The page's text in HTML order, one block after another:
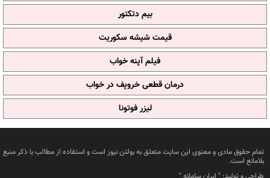
بیم دتکتور
قیمت شیشه سکوریت
فیلم آپنه خواب
درمان قطعی خروپف در خواب
لیزر فوتونا
تمام حقوق مادی و معنوی این سایت متعلق به بولتن نیوز است و استفاده از مطالب با ذکر منبع
بلامانع است.